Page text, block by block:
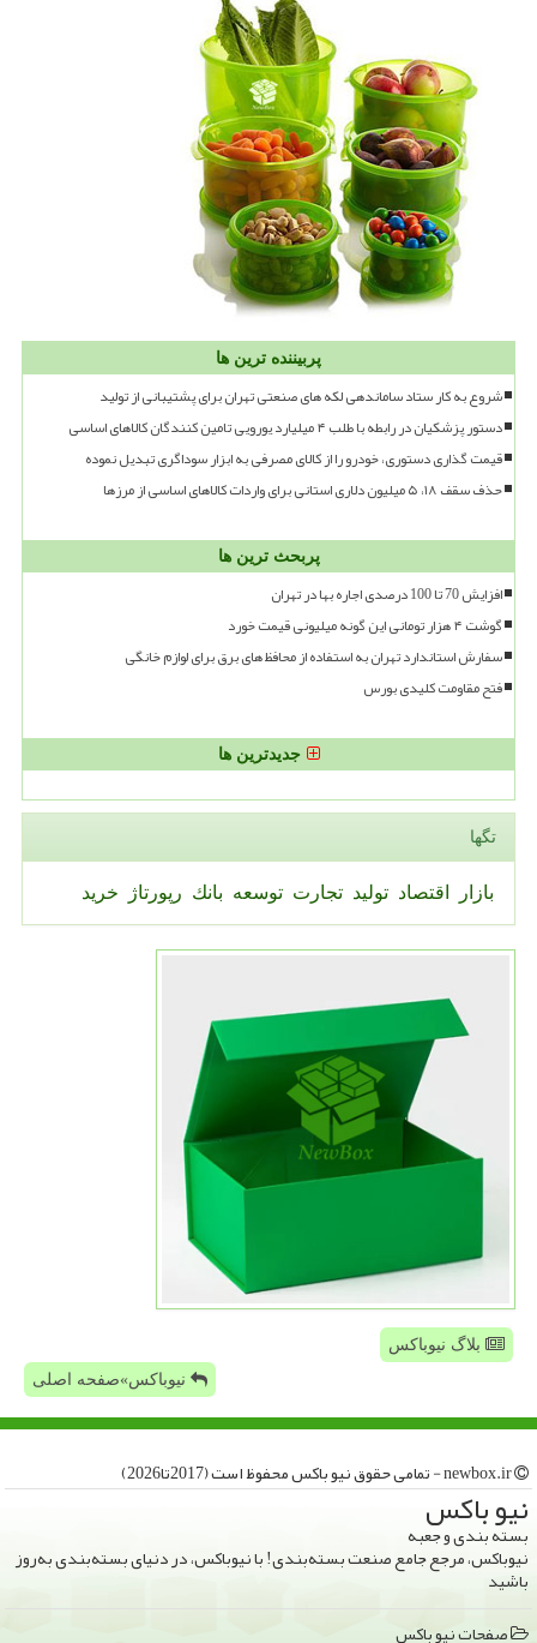
پربیننده ترین ها
شروع به کار ستاد ساماندهی لکه های صنعتی تهران برای پشتیبانی از تولید
دستور پزشکیان در رابطه با طلب ۴ میلیارد یورویی تامین کنندگان کالاهای اساسی
قیمت گذاری دستوری، خودرو را از کالای مصرفی به ابزار سوداگری تبدیل نموده
حذف سقف ۱۸، ۵ میلیون دلاری استانی برای واردات کالاهای اساسی از مرزها
پربحث ترین ها
افزایش 70 تا 100 درصدی اجاره بها در تهران
گوشت ۴ هزار تومانی این گونه میلیونی قیمت خورد
سفارش استاندارد تهران به استفاده از محافظ های برق برای لوازم خانگی
فتح مقاومت کلیدی بورس
جدیدترین ها
تگها
بازار اقتصاد تولید تجارت توسعه بانك رپورتاژ خرید
بلاگ نیوباکس
نیوباکس»صفحه اصلی
نیو باكس
بسته بندی و جعبه
نیوباکس، مرجع جامع صنعت بسته‌بندی! با نیوباکس، در دنیای بسته‌بندی به‌روز
باشید
صفحات نیو باكس